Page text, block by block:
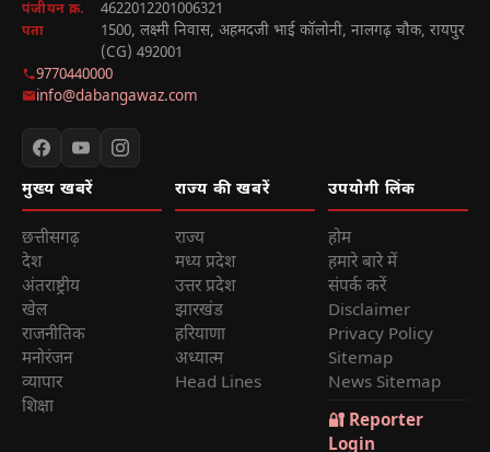
पंजीयन क्र. 4622012201006321
पता
1500, लक्ष्मी निवास, अहमदजी भाई कॉलोनी, नालगढ़ चौक, रायपुर
(CG) 492001
9770440000
info@dabangawaz.com
मुख्य खबरें
छत्तीसगढ़
देश
अंतराष्ट्रीय
खेल
राजनीतिक
मनोरंजन
व्यापार
शिक्षा
राज्य की खबरें
राज्य
मध्य प्रदेश
उत्तर प्रदेश
झारखंड
हरियाणा
अध्यात्म
Head Lines
उपयोगी लिंक
होम
हमारे बारे में
संपर्क करें
Disclaimer
Privacy Policy
Sitemap
News Sitemap
🔐 Reporter
Login